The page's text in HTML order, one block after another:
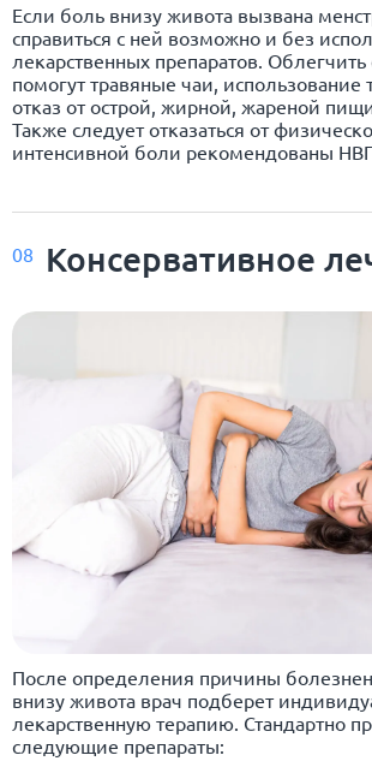
Если боль внизу живота вызвана
справиться с ней возможно и без
лекарственных препаратов. Облегчить
помогут травяные чаи, использование
отказ от острой, жирной, жареной
Также следует отказаться от
интенсивной боли рекомендованы
08 Консервативное
После определения причины
внизу живота врач подберет
лекарственную терапию. Стандартно
следующие препараты: